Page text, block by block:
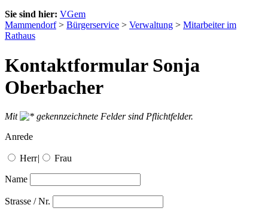
Sie sind hier: VGem
Mammendorf> Bürgerservice > Verwaltung > Mitarbeiter im
Rathaus
Kontaktformular Sonja
Oberbacher
Mit
gekennzeichnete Felder sind Pflichtfelder.
Anrede
Herr| Frau
Name
Strasse / Nr.